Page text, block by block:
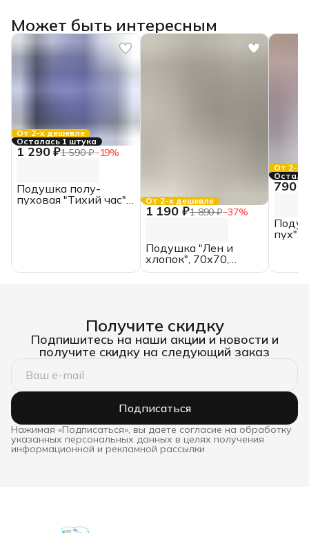
Может быть интересным
От 2-х дешевле
Осталась 1 штука
1 290 ₽1 590 ₽−19%
Подушка полу-
пуховая "Тихий час"
От 2-х дешевле
1 190 ₽1 890 ₽−37%
Подушка "Лен и
хлопок", 70х70,
перкаль
От 2-х
790 ₽
пух",
Получите скидку
Подпишитесь на наши акции и новости и
получите скидку на следующий заказ
Подписаться
Нажимая «Подписаться», вы даете согласие на обработку
указанных персональных данных в целях получения
информационной и рекламной рассылки